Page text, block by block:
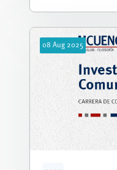
08 Aug 2025